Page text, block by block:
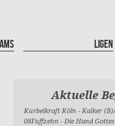
Ligen
Aktuelle
Kurbelkraft Köln-Kalker
08Fuffzehn-Die Hand